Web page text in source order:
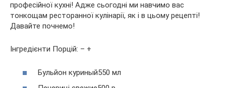
професійної кухні! Адже сьогодні ми навчимо вас
тонкощам ресторанної кулінарії, як і в цьому рецепті!
Давайте почнемо!
Інгредієнти Порцій: – +
Бульйон куриный550 мл